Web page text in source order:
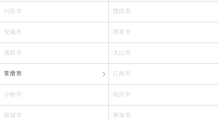
刈谷市 豊田市
安城市 西尾市
蒲郡市 犬山市
常滑市 江南市
小牧市 稲沢市
新城市 東海市